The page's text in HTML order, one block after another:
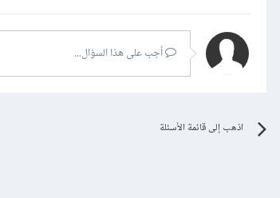
أجب على هذا السؤال...
اذهب إلى قائمة الأسئلة